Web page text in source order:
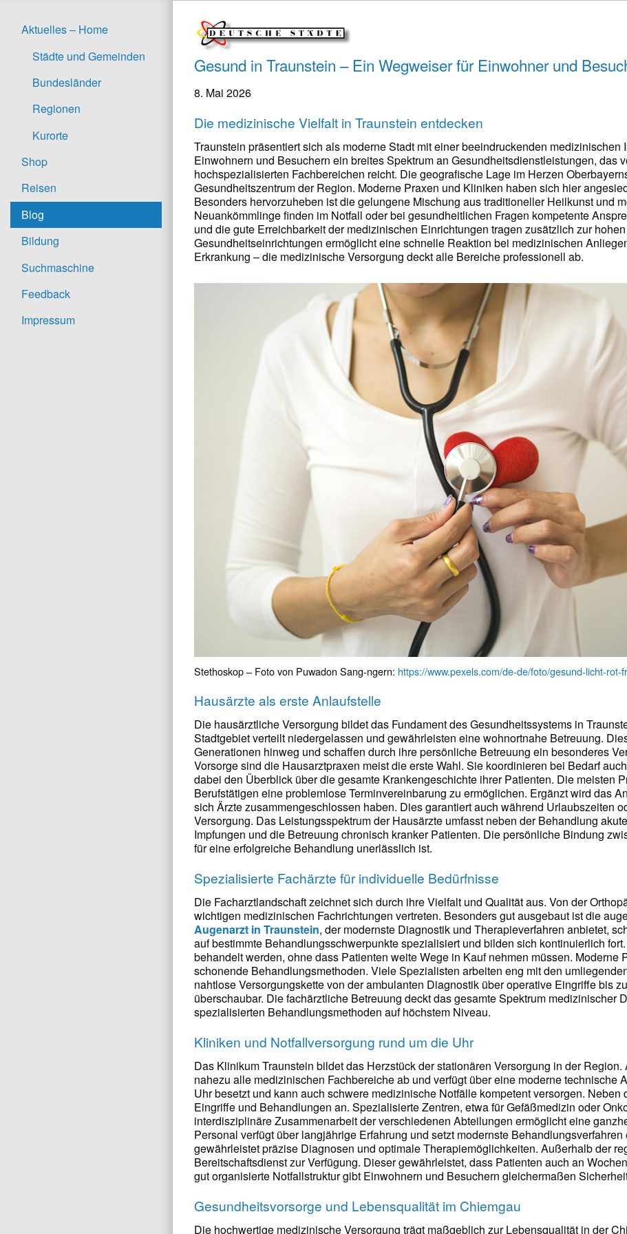
Aktuelles – Home
Städte und Gemeinden
Bundesländer
Regionen
Kurorte
Shop
Reisen
Blog
Bildung
Suchmaschine
Feedback
Impressum
Gesund in Traunstein – Ein Wegweiser für Einwohner und
8. Mai 2026
Die medizinische Vielfalt in Traunstein entdecken
Traunstein präsentiert sich als moderne Stadt mit einer beeindruckenden
Einwohnern und Besuchern ein breites Spektrum an Gesundheitsdienstleistungen, das
hochspezialisierten Fachbereichen reicht. Die geografische Lage im Herzen
Gesundheitszentrum der Region. Moderne Praxen und Kliniken haben sich hier
Besonders hervorzuheben ist die gelungene Mischung aus traditioneller Heilkunst und
Neuankömmlinge finden im Notfall oder bei gesundheitlichen Fragen kompetente
und die gute Erreichbarkeit der medizinischen Einrichtungen tragen zusätzlich zur
Gesundheitseinrichtungen ermöglicht eine schnelle Reaktion bei medizinischen
Erkrankung – die medizinische Versorgung deckt alle Bereiche professionell ab.
Stethoskop – Foto von Puwadon Sang-ngern: https://www.pexels.com/de-de/foto/gesund-licht-rot-
Hausärzte als erste Anlaufstelle
Die hausärztliche Versorgung bildet das Fundament des Gesundheitssystems in
Stadtgebiet verteilt niedergelassen und gewährleisten eine wohnortnahe Betreuung.
Generationen hinweg und schaffen durch ihre persönliche Betreuung ein besonderes
Vorsorge sind die Hausarztpraxen meist die erste Wahl. Sie koordinieren bei Bedarf
dabei den Überblick über die gesamte Krankengeschichte ihrer Patienten. Die meisten
Berufstätigen eine problemlose Terminvereinbarung zu ermöglichen. Ergänzt wird das
sich Ärzte zusammengeschlossen haben. Dies garantiert auch während Urlaubszeiten
Versorgung. Das Leistungsspektrum der Hausärzte umfasst neben der Behandlung
Impfungen und die Betreuung chronisch kranker Patienten. Die persönliche Bindung
für eine erfolgreiche Behandlung unerlässlich ist.
Spezialisierte Fachärzte für individuelle Bedürfnisse
Die Facharztlandschaft zeichnet sich durch ihre Vielfalt und Qualität aus. Von der
wichtigen medizinischen Fachrichtungen vertreten. Besonders gut ausgebaut ist die
Augenarzt in Traunstein, der modernste Diagnostik und Therapieverfahren anbietet,
auf bestimmte Behandlungsschwerpunkte spezialisiert und bilden sich kontinuierlich
behandelt werden, ohne dass Patienten weite Wege in Kauf nehmen müssen.
schonende Behandlungsmethoden. Viele Spezialisten arbeiten eng mit den
nahtlose Versorgungskette von der ambulanten Diagnostik über operative Eingriffe bis
überschaubar. Die fachärztliche Betreuung deckt das gesamte Spektrum medizinischer
spezialisierten Behandlungsmethoden auf höchstem Niveau.
Kliniken und Notfallversorgung rund um die Uhr
Das Klinikum Traunstein bildet das Herzstück der stationären Versorgung in der
nahezu alle medizinischen Fachbereiche ab und verfügt über eine moderne technische
Uhr besetzt und kann auch schwere medizinische Notfälle kompetent versorgen.
Eingriffe und Behandlungen an. Spezialisierte Zentren, etwa für Gefäßmedizin oder
interdisziplinäre Zusammenarbeit der verschiedenen Abteilungen ermöglicht eine
Personal verfügt über langjährige Erfahrung und setzt modernste
gewährleistet präzise Diagnosen und optimale Therapiemöglichkeiten. Außerhalb der
Bereitschaftsdienst zur Verfügung. Dieser gewährleistet, dass Patienten auch an
gut organisierte Notfallstruktur gibt Einwohnern und Besuchern gleichermaßen
Gesundheitsvorsorge und Lebensqualität im Chiemgau
Die hochwertige medizinische Versorgung trägt maßgeblich zur Lebensqualität in der